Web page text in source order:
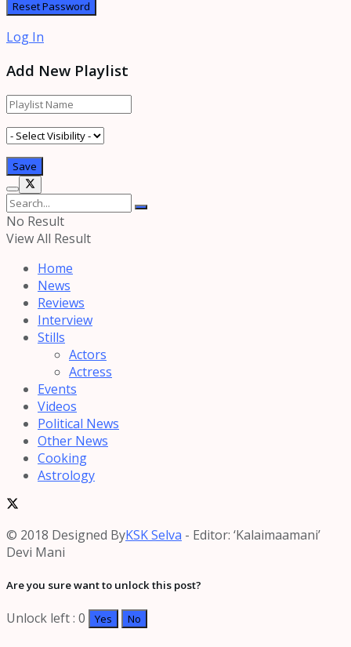
Log In
Add New Playlist
No Result
View All Result
Home
News
Reviews
Interview
Stills
Actors
Actress
Events
Videos
Political News
Other News
Cooking
Astrology
© 2018 Designed ByKSK Selva - Editor: ‘Kalaimaamani’
Devi Mani
Are you sure want to unlock this post?
Unlock left : 0 Yes No